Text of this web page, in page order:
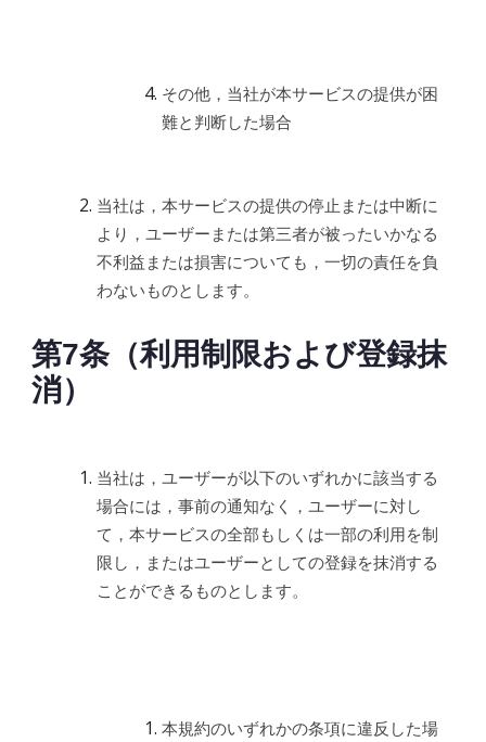
その他，当社が本サービスの提供が困
難と判断した場合
当社は，本サービスの提供の停止または中断に
より，ユーザーまたは第三者が被ったいかなる
不利益または損害についても，一切の責任を負
わないものとします。
第7条（利用制限および登録抹
消）
当社は，ユーザーが以下のいずれかに該当する
場合には，事前の通知なく，ユーザーに対し
て，本サービスの全部もしくは一部の利用を制
限し，またはユーザーとしての登録を抹消する
ことができるものとします。
本規約のいずれかの条項に違反した場